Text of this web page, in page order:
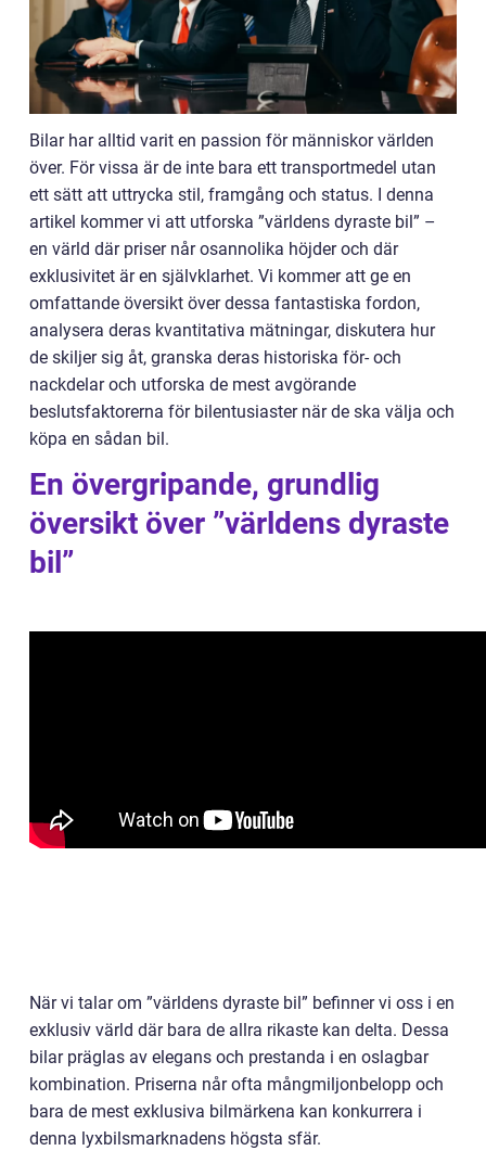
Bilar har alltid varit en passion för människor världen
över. För vissa är de inte bara ett transportmedel utan
ett sätt att uttrycka stil, framgång och status. I denna
artikel kommer vi att utforska ”världens dyraste bil” –
en värld där priser når osannolika höjder och där
exklusivitet är en självklarhet. Vi kommer att ge en
omfattande översikt över dessa fantastiska fordon,
analysera deras kvantitativa mätningar, diskutera hur
de skiljer sig åt, granska deras historiska för- och
nackdelar och utforska de mest avgörande
beslutsfaktorerna för bilentusiaster när de ska välja och
köpa en sådan bil.
En övergripande, grundlig
översikt över ”världens dyraste
bil”
När vi talar om ”världens dyraste bil” befinner vi oss i en
exklusiv värld där bara de allra rikaste kan delta. Dessa
bilar präglas av elegans och prestanda i en oslagbar
kombination. Priserna når ofta mångmiljonbelopp och
bara de mest exklusiva bilmärkena kan konkurrera i
denna lyxbilsmarknadens högsta sfär.